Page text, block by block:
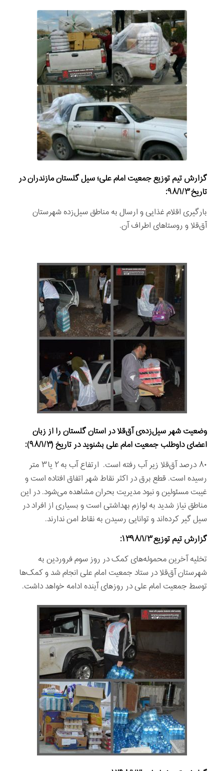
گزارش تيم توزیع جمعيت امام علی؛ سیل گلستان مازندران در
تاریخ۹۸/۱/۳:
بارگيری اقلام غذايی و ارسال به مناطق سيل‌زده شهرستان
آق‌قلا و روستاهای اطراف آن.
وضعیت شهر سیل‌زده‌ی آق‌قلا در استان گلستان را از زبان
اعضای داوطلب جمعیت امام علی بشنوید در تاریخ (۹۸/۱/۳):
۸۰ درصد آق‌قلا زیر آب رفته است. ارتفاع آب به ۲ یا ۳ متر
رسیده است. قطع برق در اکثر نقاط شهر اتفاق افتاده است و
غیبت مسئولین و نبود مدیریت بحران مشاهده می‌شود. در این
مناطق نیاز شدید به لوازم بهداشتی است و بسیاری از افراد در
سیل گیر کرده‌اند و توانایی رسیدن به نقاط امن ندارند.
گزارش تيم توزیع۱۳۹۸/۱/۳:
تخلیه آخرین محموله‌های کمک در روز سوم فروردین به
شهرستان آق‌قلا در ستاد جمعیت امام علی انجام شد و کمک‌ها
توسط جمعیت امام علی در روزهای آینده ادامه خواهد داشت‌.